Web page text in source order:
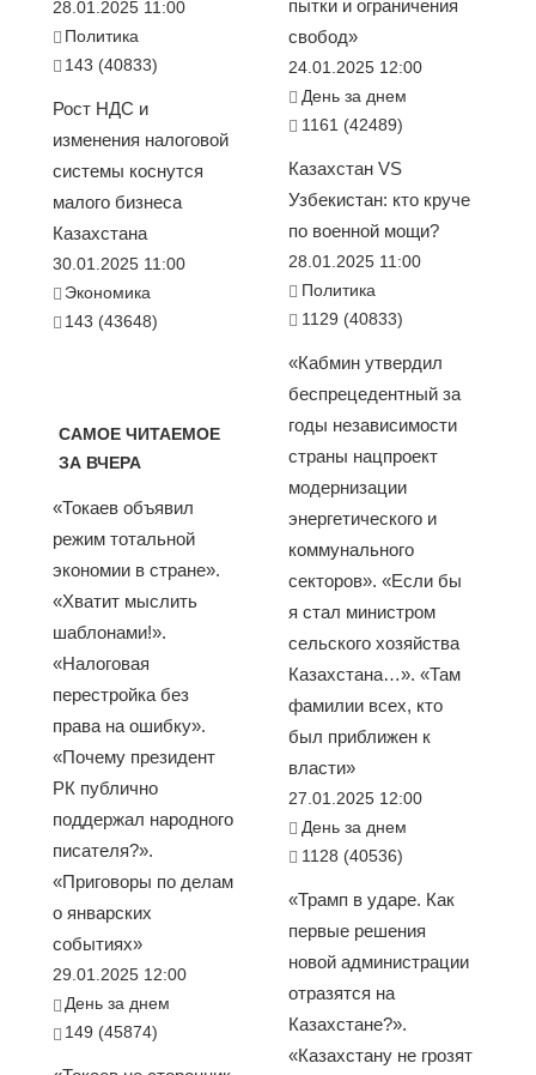
28.01.2025 11:00
Политика
143 (40833)
Рост НДС и
изменения налоговой
системы коснутся
малого бизнеса
Казахстана
30.01.2025 11:00
Экономика
143 (43648)
САМОЕ ЧИТАЕМОЕ
ЗА ВЧЕРА
«Токаев объявил
режим тотальной
экономии в стране».
«Хватит мыслить
шаблонами!».
«Налоговая
перестройка без
права на ошибку».
«Почему президент
РК публично
поддержал народного
писателя?».
«Приговоры по делам
о январских
событиях»
29.01.2025 12:00
День за днем
149 (45874)
пытки и ограничения
свобод»
24.01.2025 12:00
День за днем
1161 (42489)
Казахстан VS
Узбекистан: кто круче
по военной мощи?
28.01.2025 11:00
Политика
1129 (40833)
«Кабмин утвердил
беспрецедентный за
годы независимости
страны нацпроект
модернизации
энергетического и
коммунального
секторов». «Если бы
я стал министром
сельского хозяйства
Казахстана…». «Там
фамилии всех, кто
был приближен к
власти»
27.01.2025 12:00
День за днем
1128 (40536)
«Трамп в ударе. Как
первые решения
новой администрации
отразятся на
Казахстане?».
«Казахстану не грозят